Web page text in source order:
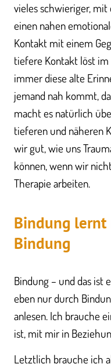
vieles schwieriger, mit
einen nahen
Kontakt mit einem
tiefere Kontakt löst
immer diese alte
jemand nah kommt,
macht es natürlich
tieferen und näheren
wir gut, wie uns
können, wenn wir
Therapie arbeiten.
Bindung lernt
Bindung
Bindung – und das ist
eben nur durch
anlesen. Ich brauche
ist, mit mir in
Letztlich brauche ich